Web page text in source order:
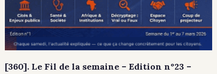
[360]. Le Fil de la semaine – Edition n°23 –